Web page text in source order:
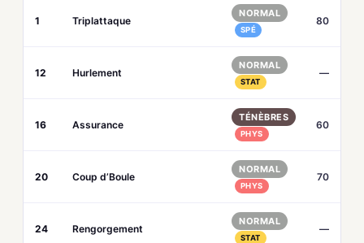
1 Triplattaque
NORMAL
SPÉ
80
12 Hurlement
NORMAL
STAT
—
16 Assurance
TÉNÈBRES
PHYS
60
20 Coup d’Boule
NORMAL
PHYS
70
24 Rengorgement
NORMAL
STAT
—